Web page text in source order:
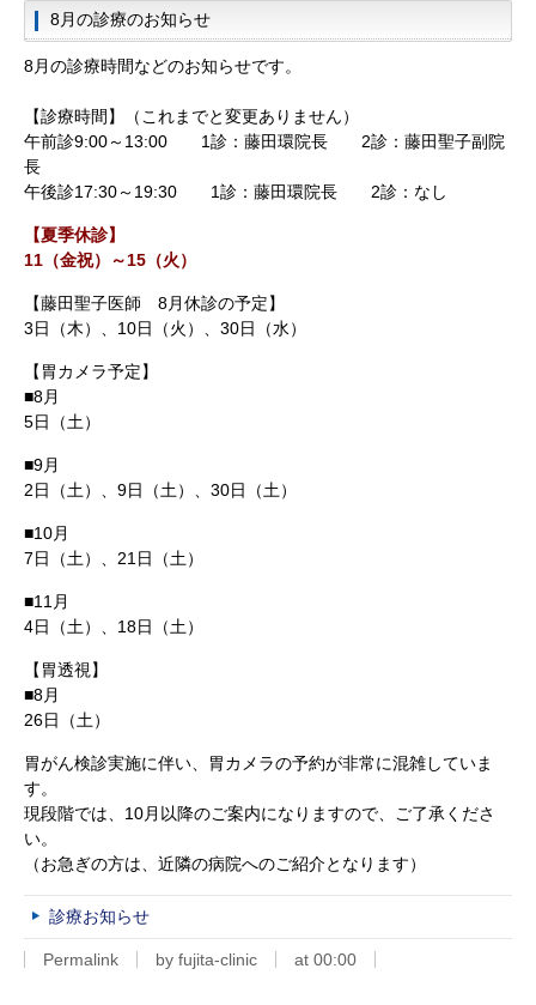
8月の診療のお知らせ
8月の診療時間などのお知らせです。
【診療時間】（これまでと変更ありません）
午前診9:00～13:00 1診：藤田環院長 2診：藤田聖子副院
長
午後診17:30～19:30 1診：藤田環院長 2診：なし
【夏季休診】
11（金祝）～15（火）
【藤田聖子医師 8月休診の予定】
3日（木）、10日（火）、30日（水）
【胃カメラ予定】
■8月
5日（土）
■9月
2日（土）、9日（土）、30日（土）
■10月
7日（土）、21日（土）
■11月
4日（土）、18日（土）
【胃透視】
■8月
26日（土）
胃がん検診実施に伴い、胃カメラの予約が非常に混雑していま
す。
現段階では、10月以降のご案内になりますので、ご了承くださ
い。
（お急ぎの方は、近隣の病院へのご紹介となります）
診療お知らせ
Permalink by fujita-clinic at 00:00